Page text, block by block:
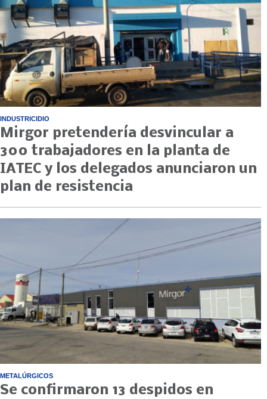
INDUSTRICIDIO
Mirgor pretendería desvincular a
300 trabajadores en la planta de
IATEC y los delegados anunciaron un
plan de resistencia
METALÚRGICOS
Se confirmaron 13 despidos en